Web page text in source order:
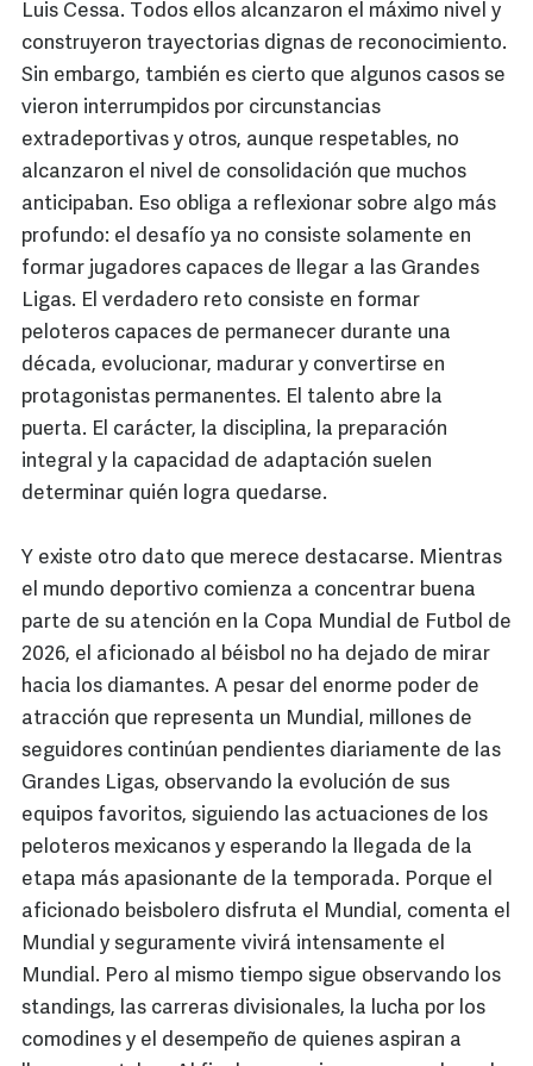
Luis Cessa. Todos ellos alcanzaron el máximo nivel y
construyeron trayectorias dignas de reconocimiento.
Sin embargo, también es cierto que algunos casos se
vieron interrumpidos por circunstancias
extradeportivas y otros, aunque respetables, no
alcanzaron el nivel de consolidación que muchos
anticipaban. Eso obliga a reflexionar sobre algo más
profundo: el desafío ya no consiste solamente en
formar jugadores capaces de llegar a las Grandes
Ligas. El verdadero reto consiste en formar
peloteros capaces de permanecer durante una
década, evolucionar, madurar y convertirse en
protagonistas permanentes. El talento abre la
puerta. El carácter, la disciplina, la preparación
integral y la capacidad de adaptación suelen
determinar quién logra quedarse.
Y existe otro dato que merece destacarse. Mientras
el mundo deportivo comienza a concentrar buena
parte de su atención en la Copa Mundial de Futbol de
2026, el aficionado al béisbol no ha dejado de mirar
hacia los diamantes. A pesar del enorme poder de
atracción que representa un Mundial, millones de
seguidores continúan pendientes diariamente de las
Grandes Ligas, observando la evolución de sus
equipos favoritos, siguiendo las actuaciones de los
peloteros mexicanos y esperando la llegada de la
etapa más apasionante de la temporada. Porque el
aficionado beisbolero disfruta el Mundial, comenta el
Mundial y seguramente vivirá intensamente el
Mundial. Pero al mismo tiempo sigue observando los
standings, las carreras divisionales, la lucha por los
comodines y el desempeño de quienes aspiran a